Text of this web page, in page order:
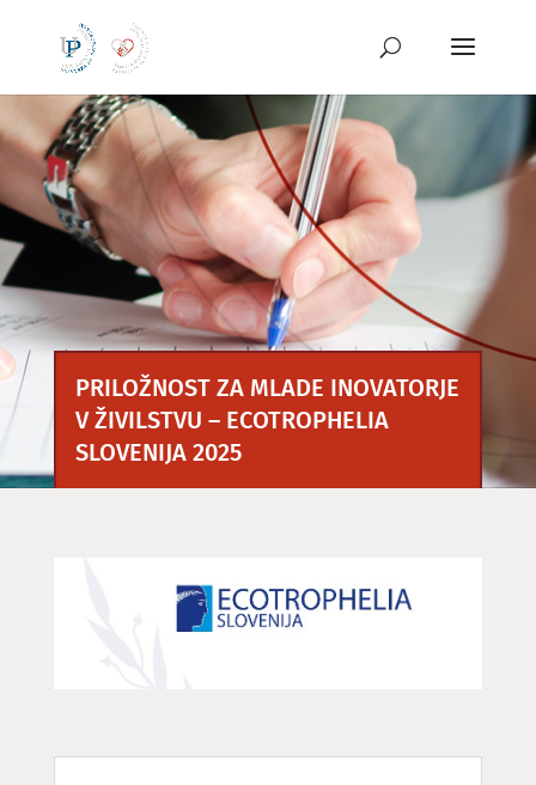
vsebino
PRILOŽNOST ZA MLADE INOVATORJE
V ŽIVILSTVU – ECOTROPHELIA
SLOVENIJA 2025